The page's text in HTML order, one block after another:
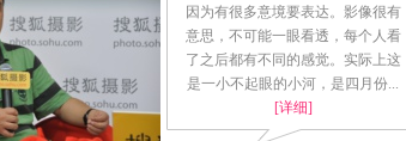
因为有很多意境要表达。影像很有
意思，不可能一眼看透，每个人看
了之后都有不同的感觉。实际上这
是一小不起眼的小河，是四月份...
[详细]